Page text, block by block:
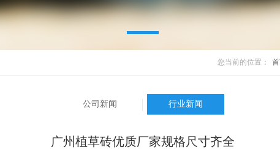
您当前的位置：
公司新闻 行业新闻
广州植草砖优质厂家规格尺寸齐全